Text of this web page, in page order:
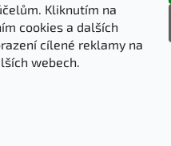
Kliknutím na
cookies a dalších
cílené reklamy na
webech.